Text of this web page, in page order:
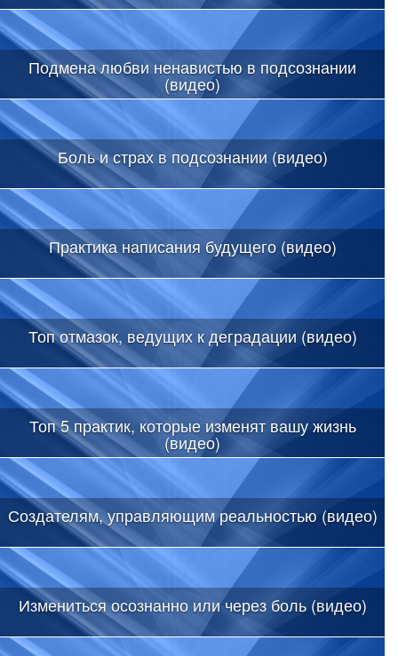
Подмена любви ненавистью в подсознании
(видео)
Боль и страх в подсознании (видео)
Практика написания будущего (видео)
Топ отмазок, ведущих к деградации (видео)
Топ 5 практик, которые изменят вашу жизнь
(видео)
Создателям, управляющим реальностью (видео)
Измениться осознанно или через боль (видео)